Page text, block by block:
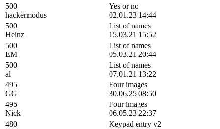
500
hackermodus
Yes or no
02.01.23 14:44
500
Heinz
List of names
15.03.21 15:52
500
EM
List of names
05.03.21 20:44
500
al
List of names
07.01.21 13:22
495
GG
Four images
30.06.25 08:50
495
Nick
Four images
06.05.23 22:37
480
Keypad entry v2